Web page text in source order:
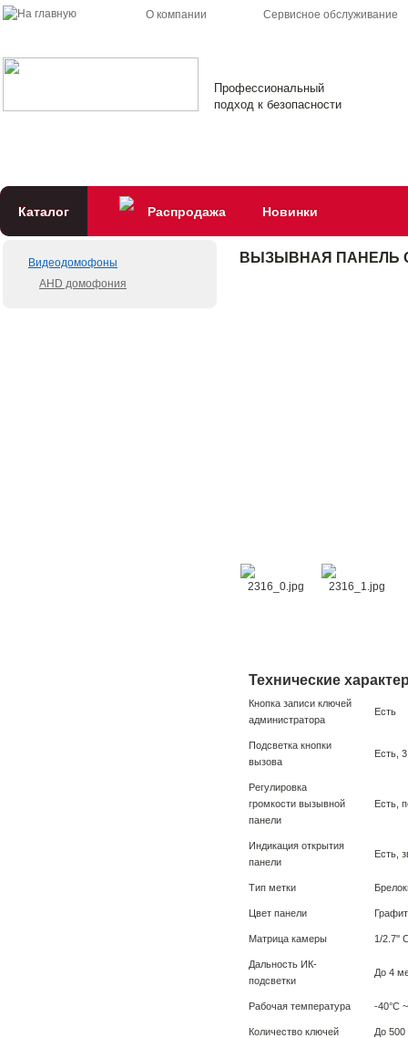
О компании Сервисное обслуживание
Профессиональный
подход к безопасности
Каталог Распродажа Новинки
Видеодомофоны
AHD домофония
ВЫЗЫВНАЯ ПАНЕЛЬ
Технические
Кнопка записи ключей
администратора
Есть
Подсветка кнопки
вызова
Есть,
Регулировка
громкости вызывной
панели
Есть,
Индикация открытия
панели
Есть,
Тип метки
Цвет панели Графит
Матрица камеры 1/2.7''
Дальность ИК-
подсветки
До 4
Рабочая температура -40°С
Количество ключей До 500